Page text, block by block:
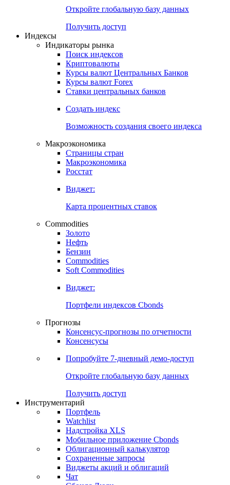
Откройте глобальную базу данных
Получить доступ
Индексы
Индикаторы рынка
Поиск индексов
Криптовалюты
Курсы валют Центральных Банков
Курсы валют Forex
Ставки центральных банков
Создать индекс
Возможность создания своего индекса
Макроэкономика
Страницы стран
Макроэкономика
Росстат
Виджет:
Карта процентных ставок
Commodities
Золото
Нефть
Бензин
Commodities
Soft Commodities
Виджет:
Портфели индексов Cbonds
Прогнозы
Консенсус-прогнозы по отчетности
Консенсусы
Попробуйте 7-дневный демо-доступ
Откройте глобальную базу данных
Получить доступ
Инструментарий
Портфель
Watchlist
Надстройка XLS
Мобильное приложение Cbonds
Облигационный калькулятор
Сохраненные запросы
Виджеты акций и облигаций
Чат